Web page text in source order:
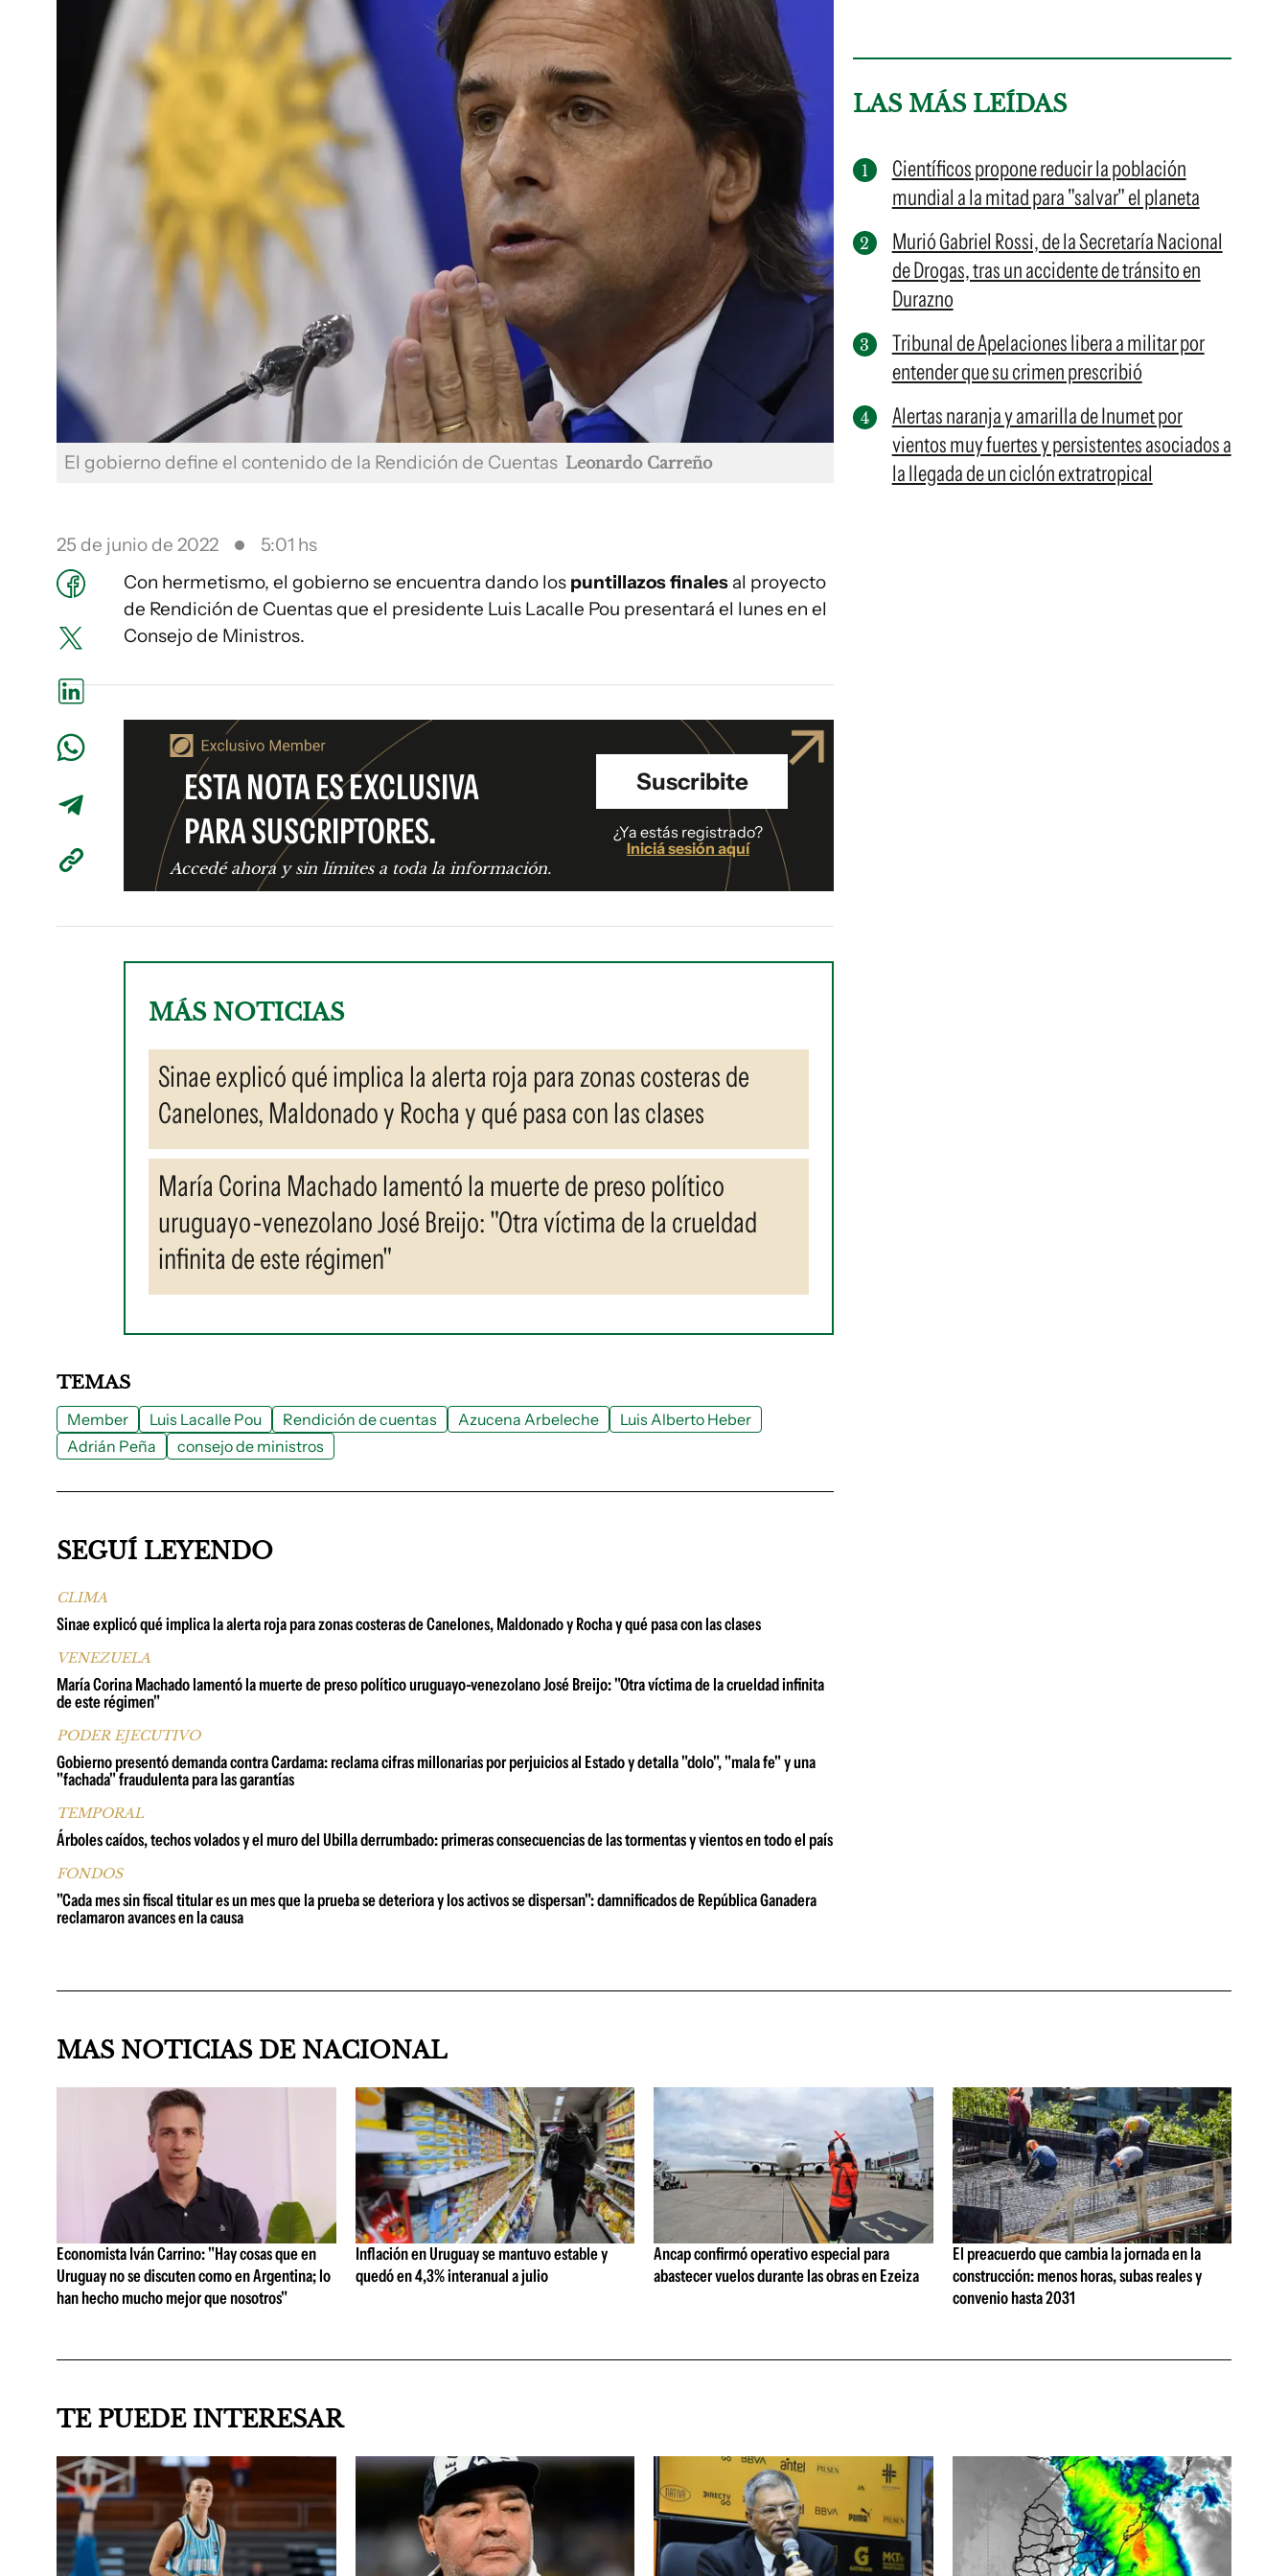
El gobierno define el contenido de la Rendición de Cuentas Leonardo Carreño
25 de junio de 2022
5:01 hs
Con hermetismo, el gobierno se encuentra dando los puntillazos finales al proyecto
de Rendición de Cuentas que el presidente Luis Lacalle Pou presentará el lunes en el
Consejo de Ministros.
ESTA NOTA ES EXCLUSIVA
PARA SUSCRIPTORES.
Accedé ahora y sin límites a toda la información.
Suscribite
¿Ya estás registrado?
Iniciá sesión aquí
MÁS NOTICIAS
Sinae explicó qué implica la alerta roja para zonas costeras de
Canelones, Maldonado y Rocha y qué pasa con las clases
María Corina Machado lamentó la muerte de preso político
uruguayo-venezolano José Breijo: "Otra víctima de la crueldad
infinita de este régimen"
LAS MÁS LEÍDAS
Científicos propone reducir la población
mundial a la mitad para "salvar" el planeta
Murió Gabriel Rossi, de la Secretaría Nacional
de Drogas, tras un accidente de tránsito en
Durazno
Tribunal de Apelaciones libera a militar por
entender que su crimen prescribió
Alertas naranja y amarilla de Inumet por
vientos muy fuertes y persistentes asociados a
la llegada de un ciclón extratropical
TEMAS
Member Luis Lacalle Pou Rendición de cuentas Azucena Arbeleche
Luis Alberto Heber
Adrián Peña
consejo de ministros
SEGUÍ LEYENDO
CLIMA
Sinae explicó qué implica la alerta roja para zonas costeras de Canelones, Maldonado y Rocha y qué pasa con las clases
VENEZUELA
María Corina Machado lamentó la muerte de preso político uruguayo-venezolano José Breijo: "Otra víctima de la crueldad infinita
de este régimen"
PODER EJECUTIVO
Gobierno presentó demanda contra Cardama: reclama cifras millonarias por perjuicios al Estado y detalla "dolo", "mala fe" y una
"fachada" fraudulenta para las garantías
TEMPORAL
Árboles caídos, techos volados y el muro del Ubilla derrumbado: primeras consecuencias de las tormentas y vientos en todo el país
FONDOS
"Cada mes sin fiscal titular es un mes que la prueba se deteriora y los activos se dispersan": damnificados de República Ganadera
reclamaron avances en la causa
MAS NOTICIAS DE NACIONAL
Economista Iván Carrino: "Hay cosas que en
Uruguay no se discuten como en Argentina; lo
han hecho mucho mejor que nosotros"
Inflación en Uruguay se mantuvo estable y
quedó en 4,3% interanual a julio
Ancap confirmó operativo especial para
abastecer vuelos durante las obras en Ezeiza
El preacuerdo que cambia la jornada en la
construcción: menos horas, subas reales y
convenio hasta 2031
TE PUEDE INTERESAR